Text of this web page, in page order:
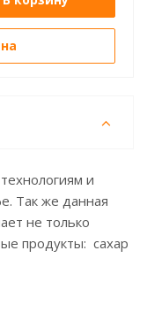
и
Так же данная
не только
продукты: сахар